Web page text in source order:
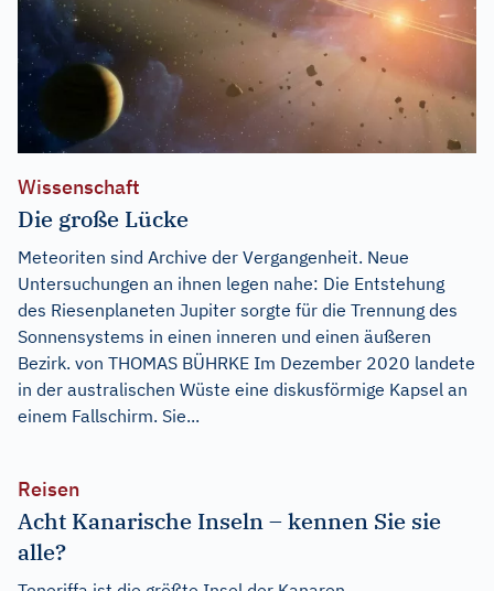
Wissenschaft
Die große Lücke
Meteoriten sind Archive der Vergangenheit. Neue
Untersuchungen an ihnen legen nahe: Die Entstehung
des Riesenplaneten Jupiter sorgte für die Trennung des
Sonnensystems in einen inneren und einen äußeren
Bezirk. von THOMAS BÜHRKE Im Dezember 2020 landete
in der australischen Wüste eine diskusförmige Kapsel an
einem Fallschirm. Sie...
Reisen
Acht Kanarische Inseln – kennen Sie sie
alle?